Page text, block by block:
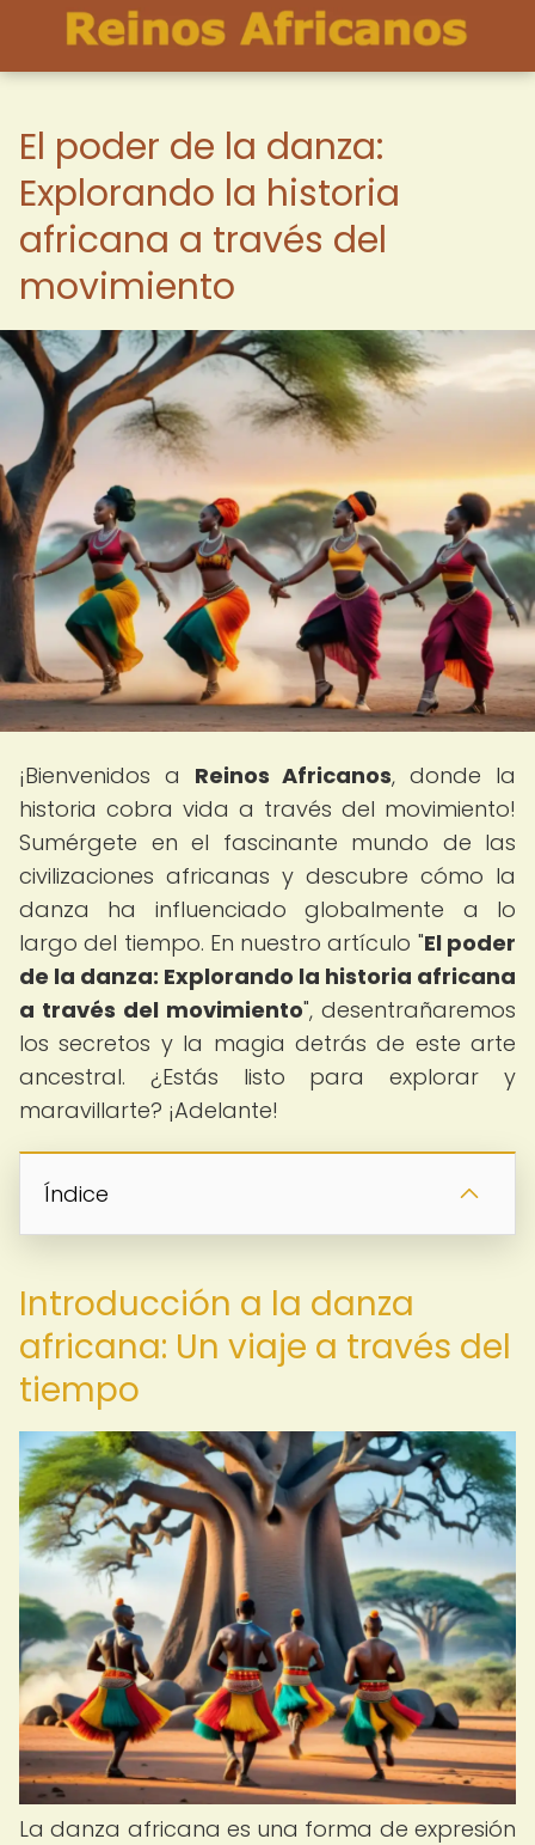
El poder de la danza:
Explorando la historia
africana a través del
movimiento
¡Bienvenidos a Reinos Africanos, donde la
historia cobra vida a través del movimiento!
Sumérgete en el fascinante mundo de las
civilizaciones africanas y descubre cómo la
danza ha influenciado globalmente a lo
largo del tiempo. En nuestro artículo "El poder
de la danza: Explorando la historia africana
a través del movimiento", desentrañaremos
los secretos y la magia detrás de este arte
ancestral. ¿Estás listo para explorar y
maravillarte? ¡Adelante!
Índice
Introducción a la danza
africana: Un viaje a través del
tiempo
La danza africana es una forma de expresión